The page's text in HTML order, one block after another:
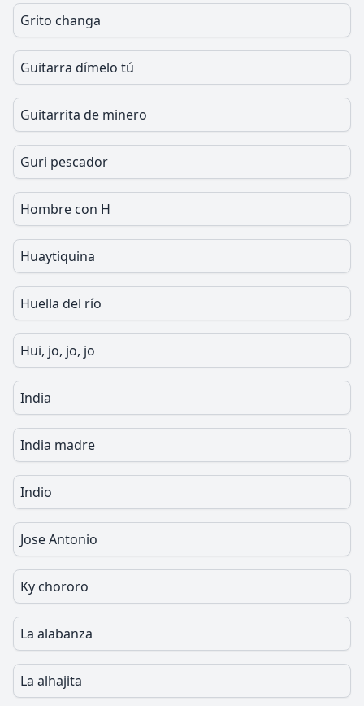
Grito changa
Guitarra dímelo tú
Guitarrita de minero
Guri pescador
Hombre con H
Huaytiquina
Huella del río
Hui, jo, jo, jo
India
India madre
Indio
Jose Antonio
Ky chororo
La alabanza
La alhajita